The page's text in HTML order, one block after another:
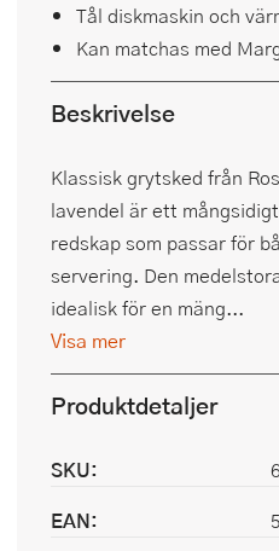
Tål diskmaskin och
Kan matchas med
Beskrivelse
Klassisk grytsked från
lavendel är ett
redskap som passar för
servering. Den
idealisk för en mäng...
Visa mer
Produktdetaljer
SKU:
EAN: